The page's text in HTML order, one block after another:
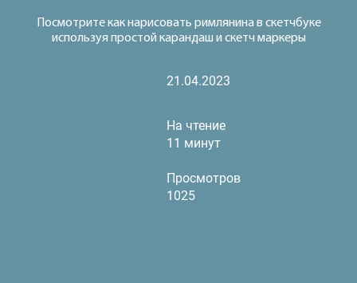
Посмотрите как нарисовать римлянина в скетчбуке
используя простой карандаш и скетч маркеры
21.04.2023
На чтение
11 минут
Просмотров
1025